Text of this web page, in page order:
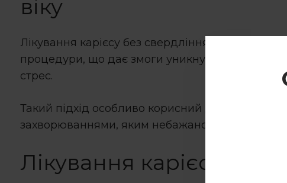
віку
Лікування карієсу без свердління
має
процедури, що дає змоги уникнути
стрес.
Такий підхід особливо корисний для дітей,
захворюваннями, яким небажано
Лікування карієсу без